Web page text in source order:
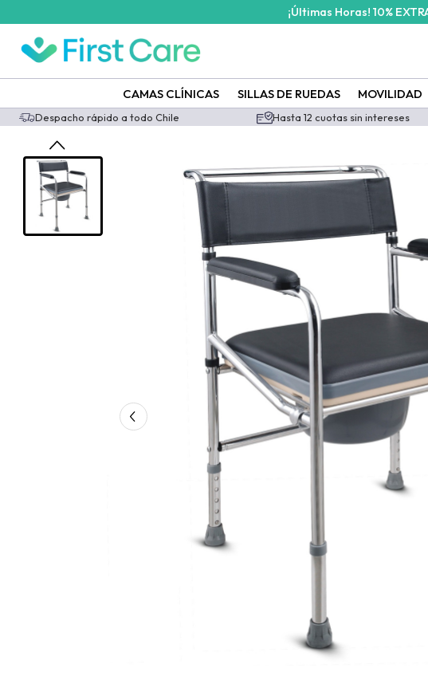
¡Últimas Horas! 10%
CAMAS CLÍNICAS SILLAS DE RUEDAS MOVILIDAD
Despacho rápido a todo Chile Hasta 12 cuotas sin intereses